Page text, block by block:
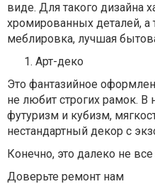
виде. Для такого дизайна
хромированных деталей,
меблировка, лучшая
Арт-деко
Это фантазийное
не любит строгих рамок. В
футуризм и кубизм,
нестандартный декор с
Конечно, это далеко не
Доверьте ремонт нам